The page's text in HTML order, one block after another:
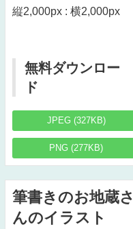
縦2,000px : 横2,000px
無料ダウンロー
ド
JPEG (327KB)
PNG (277KB)
筆書きのお地蔵さ
んのイラスト